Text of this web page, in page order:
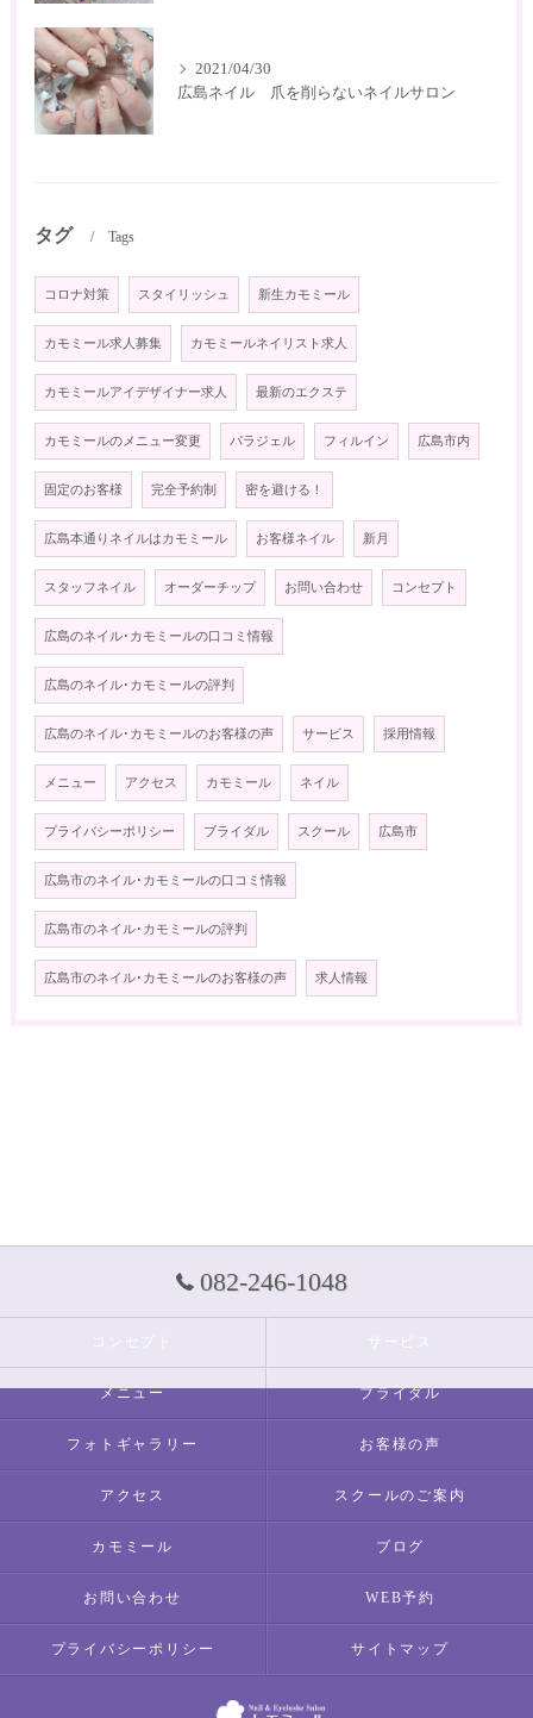
2021/04/30
広島ネイル 爪を削らないネイルサロン
タグ Tags
コロナ対策 スタイリッシュ 新生カモミール
カモミール求人募集 カモミールネイリスト求人
カモミールアイデザイナー求人 最新のエクステ
カモミールのメニュー変更 パラジェル フィルイン 広島市内
固定のお客様 完全予約制 密を避ける！
広島本通りネイルはカモミール お客様ネイル 新月
スタッフネイル オーダーチップ お問い合わせ コンセプト
広島のネイル･カモミールの口コミ情報
広島のネイル･カモミールの評判
広島のネイル･カモミールのお客様の声 サービス 採用情報
メニュー アクセス カモミール ネイル
プライバシーポリシー ブライダル スクール 広島市
広島市のネイル･カモミールの口コミ情報
広島市のネイル･カモミールの評判
広島市のネイル･カモミールのお客様の声 求人情報
082-246-1048
サービス
メニュー ブライダル
フォトギャラリー お客様の声
アクセス スクールのご案内
カモミール ブログ
お問い合わせ WEB予約
プライバシーポリシー サイトマップ